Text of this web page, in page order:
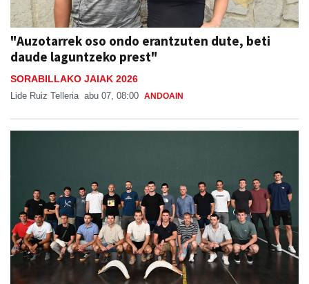
"Auzotarrek oso ondo erantzuten dute, beti
daude laguntzeko prest"
SORABILLAKO JAIAK 2026
Lide Ruiz Telleria abu 07, 08:00 ANDOAIN